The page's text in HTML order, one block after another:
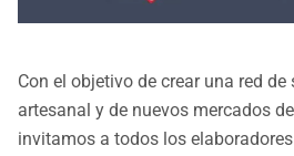
Con el objetivo de crear una red
artesanal y de nuevos mercados
invitamos a todos los